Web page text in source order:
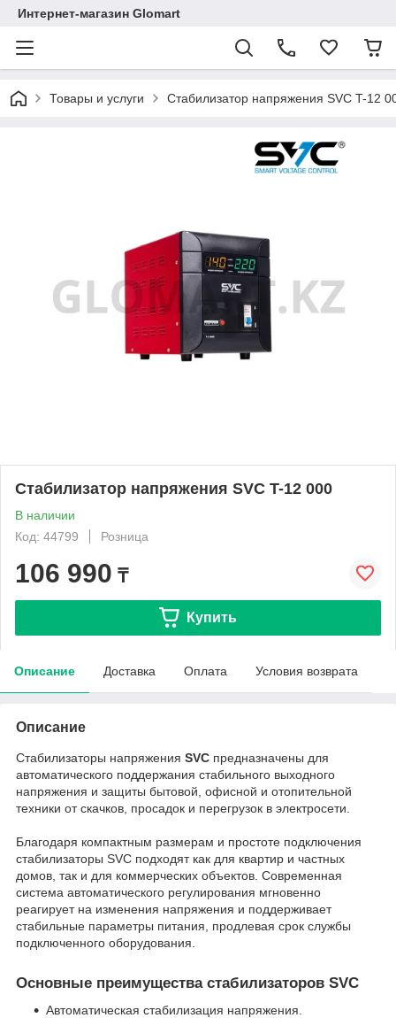
Интернет-магазин Glomart
Товары и услуги Стабилизатор напряжения SVC T-12
Стабилизатор напряжения SVC T-12 000
В наличии
Код: 44799
Розница
106 990 ₸
Купить
Описание Доставка Оплата Условия возврата
Описание
Стабилизаторы напряжения SVC предназначены для
автоматического поддержания стабильного выходного
напряжения и защиты бытовой, офисной и отопительной
техники от скачков, просадок и перегрузок в электросети.
Благодаря компактным размерам и простоте подключения
стабилизаторы SVC подходят как для квартир и частных
домов, так и для коммерческих объектов. Современная
система автоматического регулирования мгновенно
реагирует на изменения напряжения и поддерживает
стабильные параметры питания, продлевая срок службы
подключенного оборудования.
Основные преимущества стабилизаторов SVC
Автоматическая стабилизация напряжения.